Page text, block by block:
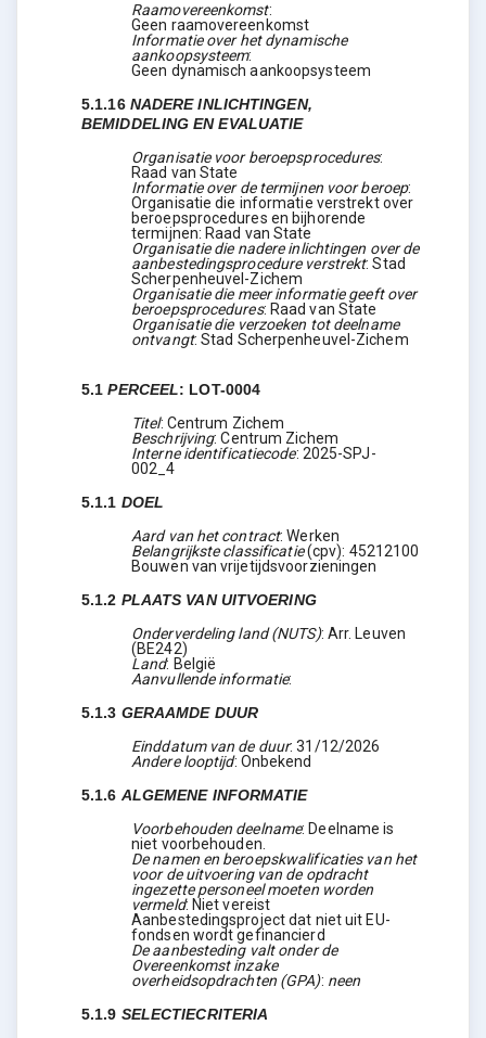
Raamovereenkomst:
Geen raamovereenkomst
Informatie over het dynamische
aankoopsysteem:
Geen dynamisch aankoopsysteem
5.1.16 NADERE INLICHTINGEN,
BEMIDDELING EN EVALUATIE
Organisatie voor beroepsprocedures:
Raad van State
Informatie over de termijnen voor beroep:
Organisatie die informatie verstrekt over
beroepsprocedures en bijhorende
termijnen: Raad van State
Organisatie die nadere inlichtingen over de
aanbestedingsprocedure verstrekt:Stad
Scherpenheuvel-Zichem
Organisatie die meer informatie geeft over
beroepsprocedures: Raad van State
Organisatie die verzoeken tot deelname
ontvangt:Stad Scherpenheuvel-Zichem
5.1PERCEEL: LOT-0004
Titel: Centrum Zichem
Beschrijving:Centrum Zichem
Interne identificatiecode: 2025-SPJ-
002_4
5.1.1 DOEL
Aard van het contract:Werken
Belangrijkste classificatie (cpv): 45212100
Bouwen van vrijetijdsvoorzieningen
5.1.2 PLAATS VAN UITVOERING
Onderverdeling land (NUTS): Arr. Leuven
(BE242)
Land: België
Aanvullende informatie:
5.1.3 GERAAMDE DUUR
Einddatum van de duur:31/12/2026
Andere looptijd: Onbekend
5.1.6 ALGEMENE INFORMATIE
Voorbehouden deelname: Deelname is
niet voorbehouden.
De namen en beroepskwalificaties van het
voor de uitvoering van de opdracht
ingezette personeel moeten worden
vermeld: Niet vereist
Aanbestedingsproject dat niet uit EU-
fondsen wordt gefinancierd
De aanbesteding valt onder de
Overeenkomst inzake
overheidsopdrachten (GPA): neen
5.1.9 SELECTIECRITERIA